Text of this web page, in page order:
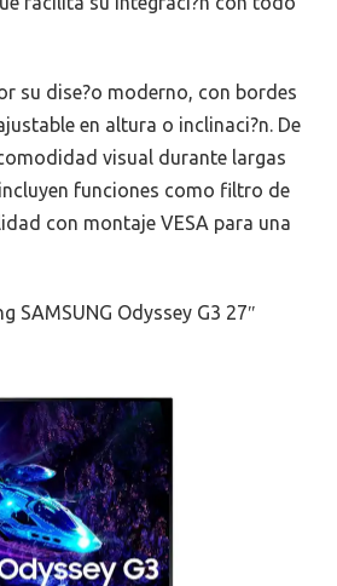
su dise?o moderno, con bordes
en altura o inclinaci?n. De
visual durante largas
funciones como filtro de
con montaje VESA para una
SAMSUNG Odyssey G3 27″